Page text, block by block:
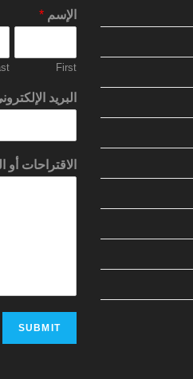
الإسم *
First
البريد
الاقتراحات
SUBMIT